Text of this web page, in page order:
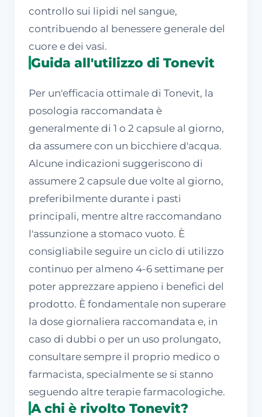
controllo sui lipidi nel sangue,
contribuendo al benessere generale del
cuore e dei vasi.
Guida all'utilizzo di Tonevit
Per un'efficacia ottimale di Tonevit, la
posologia raccomandata è
generalmente di 1 o 2 capsule al giorno,
da assumere con un bicchiere d'acqua.
Alcune indicazioni suggeriscono di
assumere 2 capsule due volte al giorno,
preferibilmente durante i pasti
principali, mentre altre raccomandano
l'assunzione a stomaco vuoto. È
consigliabile seguire un ciclo di utilizzo
continuo per almeno 4-6 settimane per
poter apprezzare appieno i benefici del
prodotto. È fondamentale non superare
la dose giornaliera raccomandata e, in
caso di dubbi o per un uso prolungato,
consultare sempre il proprio medico o
farmacista, specialmente se si stanno
seguendo altre terapie farmacologiche.
A chi è rivolto Tonevit?